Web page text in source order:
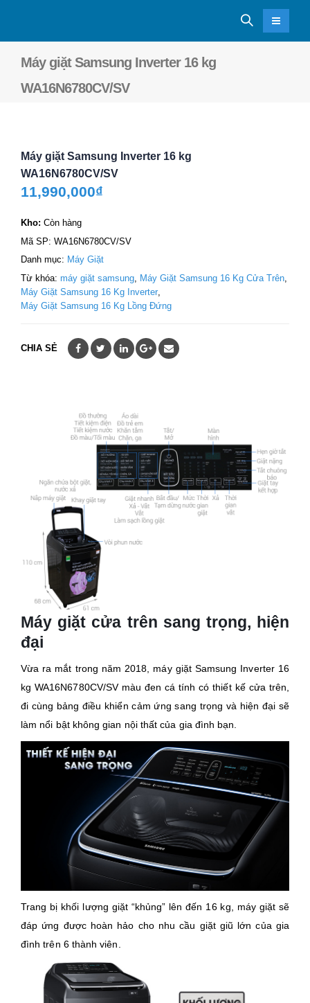
Máy giặt Samsung Inverter 16 kg
WA16N6780CV/SV
Máy giặt Samsung Inverter 16 kg
WA16N6780CV/SV
11,990,000₫
Kho: Còn hàng
Mã SP: WA16N6780CV/SV
Danh mục: Máy Giặt
Từ khóa: máy giặt samsung Máy Giặt Samsung 16 Kg Cửa Trên
Máy Giặt Samsung 16 Kg Inverter
Máy Giặt Samsung 16 Kg Lồng Đứng
CHIA SẺ
Máy giặt cửa trên sang trọng, hiện
đại
Vừa ra mắt trong năm 2018, máy giặt Samsung Inverter 16
kg WA16N6780CV/SV màu đen cá tính có thiết kế cửa trên,
đi cùng bảng điều khiển cảm ứng sang trọng và hiện đại sẽ
làm nổi bật không gian nội thất của gia đình bạn.
Trang bị khối lượng giặt “khủng” lên đến 16 kg, máy giặt sẽ
đáp ứng được hoàn hảo cho nhu cầu giặt giũ lớn của gia
đình trên 6 thành viên.